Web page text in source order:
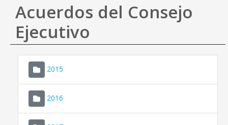
Mapa web
Ayuda
Acuerdos del Consejo
Ejecutivo
2015
2016